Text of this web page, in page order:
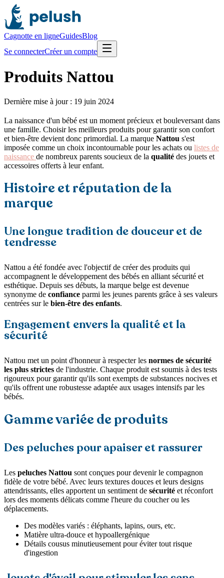
Cagnotte en ligneGuidesBlog
Se connecterCréer un compte
Produits Nattou
Dernière mise à jour : 19 juin 2024
La naissance d'un bébé est un moment précieux et bouleversant dans
une famille. Choisir les meilleurs produits pour garantir son confort
et bien-être devient donc primordial. La marque Nattou s'est
imposée comme un choix incontournable pour les achats ou listes de
naissance de nombreux parents soucieux de la qualité des jouets et
accessoires offerts à leur enfant.
Histoire et réputation de la
marque
Une longue tradition de douceur et de
tendresse
Nattou a été fondée avec l'objectif de créer des produits qui
accompagnent le développement des bébés en alliant sécurité et
esthétique. Depuis ses débuts, la marque belge est devenue
synonyme de confiance parmi les jeunes parents grâce à ses valeurs
centrées sur le bien-être des enfants.
Engagement envers la qualité et la
sécurité
Nattou met un point d'honneur à respecter les normes de sécurité
les plus strictes de l'industrie. Chaque produit est soumis à des tests
rigoureux pour garantir qu'ils sont exempts de substances nocives et
qu'ils offrent une robustesse adaptée aux usages intensifs par les
bébés.
Gamme variée de produits
Des peluches pour apaiser et rassurer
Les peluches Nattou sont conçues pour devenir le compagnon
fidèle de votre bébé. Avec leurs textures douces et leurs designs
attendrissants, elles apportent un sentiment de sécurité et réconfort
lors des moments délicats comme l'heure du coucher ou les
déplacements.
Des modèles variés : éléphants, lapins, ours, etc.
Matière ultra-douce et hypoallergénique
Détails cousus minutieusement pour éviter tout risque
d'ingestion